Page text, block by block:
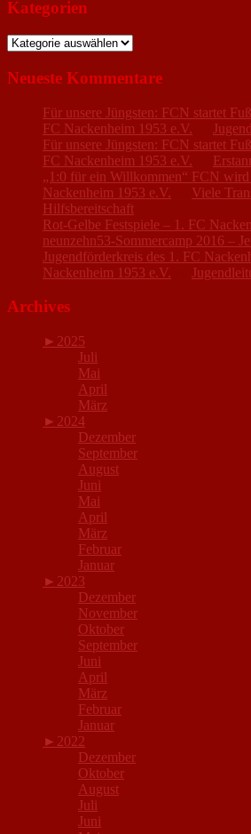
Kategorien
Kategorien
Neueste Kommentare
Für unsere Jüngsten: FCN startet
FC Nackenheim 1953 e.V.
Für unsere Jüngsten: FCN startet
FC Nackenheim 1953 e.V.
„1:0 für ein Willkommen“ FCN wird
Nackenheim 1953 e.V.
Viele
Hilfsbereitschaft
Rot-Gelbe Festspiele – 1. FC
neunzehn53-Sommercamp 2016 –
Jugendförderkreis des 1. FC
Nackenheim 1953 e.V.
Archives
► 2025
Juli
Mai
April
März
► 2024
Dezember
September
August
Juni
Mai
April
März
Februar
Januar
► 2023
Dezember
November
Oktober
September
Juni
April
März
Februar
Januar
► 2022
Dezember
Oktober
August
Juli
Juni